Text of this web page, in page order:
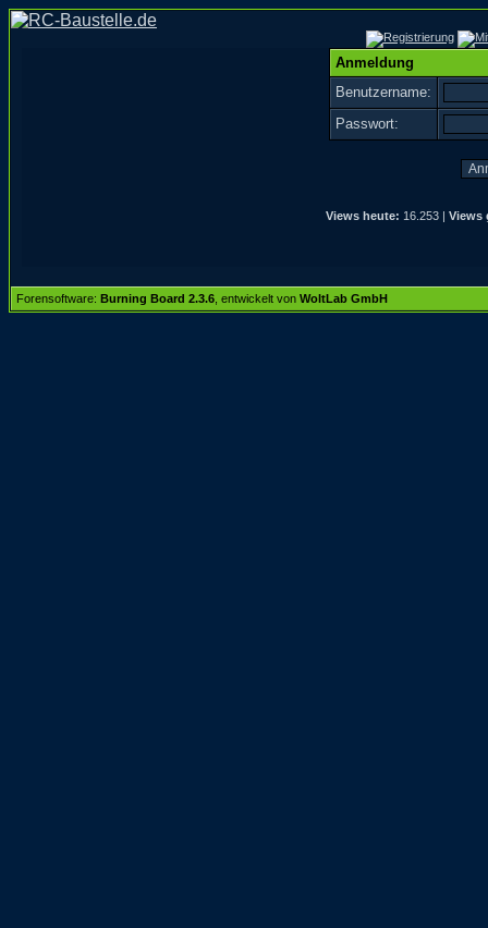
Anmeldung
Benutzername:
Passwort:
Views heute: 16.253 | Views
Forensoftware: Burning Board 2.3.6 , entwickelt von WoltLab GmbH